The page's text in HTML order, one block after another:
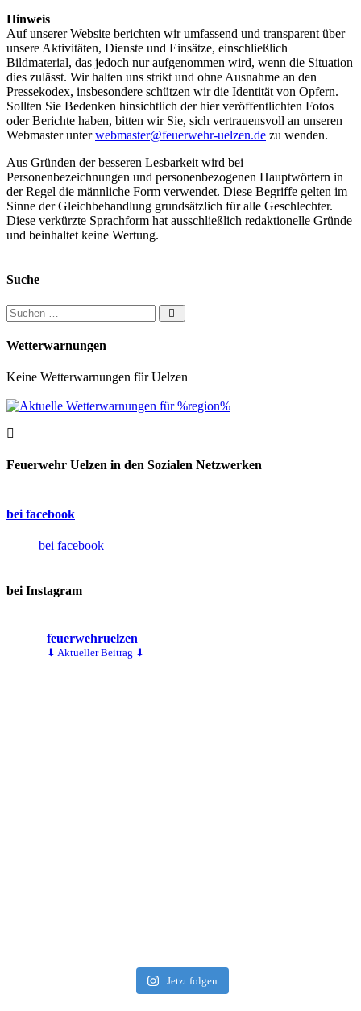
Hinweis
Auf unserer Website berichten wir umfassend und transparent über
unsere Aktivitäten, Dienste und Einsätze, einschließlich
Bildmaterial, das jedoch nur aufgenommen wird, wenn die Situation
dies zulässt. Wir halten uns strikt und ohne Ausnahme an den
Pressekodex, insbesondere schützen wir die Identität von Opfern.
Sollten Sie Bedenken hinsichtlich der hier veröffentlichten Fotos
oder Berichte haben, bitten wir Sie, sich vertrauensvoll an unseren
Webmaster unterwebmaster@feuerwehr-uelzen.de zu wenden.
Aus Gründen der besseren Lesbarkeit wird bei
Personenbezeichnungen und personenbezogenen Hauptwörtern in
der Regel die männliche Form verwendet. Diese Begriffe gelten im
Sinne der Gleichbehandlung grundsätzlich für alle Geschlechter.
Diese verkürzte Sprachform hat ausschließlich redaktionelle Gründe
und beinhaltet keine Wertung.
Suche
Suchen nach:
Wetterwarnungen
Keine Wetterwarnungen für Uelzen
Feuerwehr Uelzen in den Sozialen Netzwerken
bei facebook
bei facebook
bei Instagram
feuerwehruelzen
⬇ Aktueller Beitrag ⬇
Jetzt folgen